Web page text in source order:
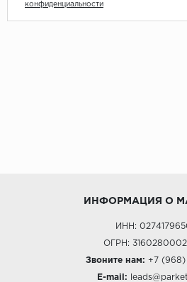
конфиденциальности
ИНФОРМАЦИЯ О
ИНН:
ОГРН:
Звоните нам: +7 (968)
E-mail: